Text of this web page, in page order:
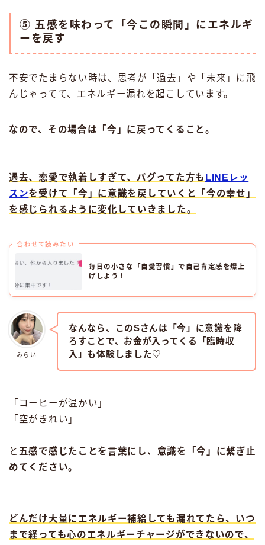
⑤ 五感を味わって「今この瞬間」にエネルギ
ーを戻す
不安でたまらない時は、思考が「過去」や「未来」に飛
んじゃってて、エネルギー漏れを起こしています。
なので、その場合は「今」に戻ってくること。
過去、恋愛で執着しすぎて、バグってた方も LINEレッ
スンを受けて「今」に意識を戻していくと「今の幸せ」
を感じられるように変化していきました。
合わせて読みたい
毎日の小さな「自愛習慣」で自己肯定感を爆上
げしよう！
みらい
なんなら、このSさんは「今」に意識を降
ろすことで、お金が入ってくる「臨時収
入」も体験しました♡
「コーヒーが温かい」
「空がきれい」
と 五感で感じたことを言葉にし、意識を「今」に繋ぎ止
めてください。
どんだけ大量にエネルギー補給しても漏れてたら、いつ
まで経っても心のエネルギーチャージができないので、